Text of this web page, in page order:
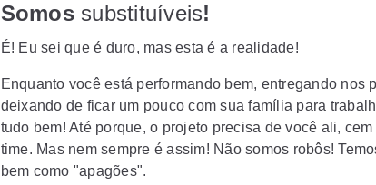
Somos substituíveis!
É! Eu sei que é duro, mas esta é a realidade!
Enquanto você está performando bem, entregando nos
deixando de ficar um pouco com sua família para
tudo bem! Até porque, o projeto precisa de você ali,
time. Mas nem sempre é assim! Não somos robôs!
bem como "apagões".